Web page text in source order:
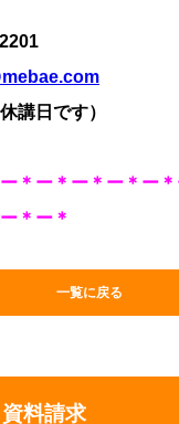
講日です）
＊ー＊ー＊ー＊ー
＊ー＊
一覧に戻る
料請求